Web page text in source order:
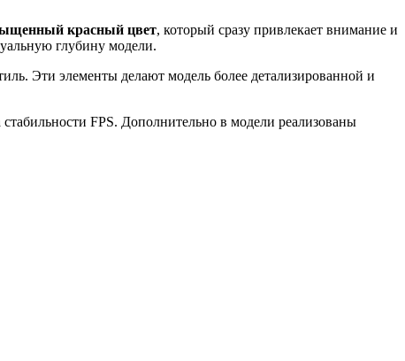
красный цвет, который сразу привлекает внимание и
глубину модели.
Эти элементы делают модель более детализированной и
FPS. Дополнительно в модели реализованы